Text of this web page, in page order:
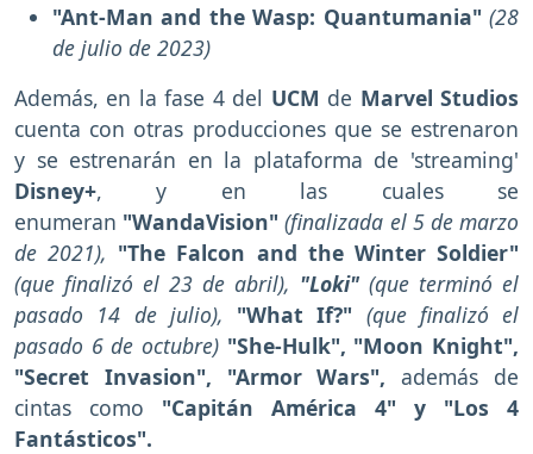
"Ant-Man and the Wasp: Quantumania" (28
de julio de 2023)
Además, en la fase 4 del UCM de Marvel Studios
cuenta con otras producciones que se estrenaron
y se estrenarán en la plataforma de 'streaming'
Disney+, y en las cuales se
enumeran "WandaVision" (finalizada el 5 de marzo
de 2021), "The Falcon and the Winter Soldier"
(que finalizó el 23 de abril), "Loki" (que terminó el
pasado 14 de julio), "What If?" (que finalizó el
pasado 6 de octubre) "She-Hulk", "Moon Knight",
"Secret Invasion", "Armor Wars", además de
cintas como "Capitán América 4" y "Los 4
Fantásticos".